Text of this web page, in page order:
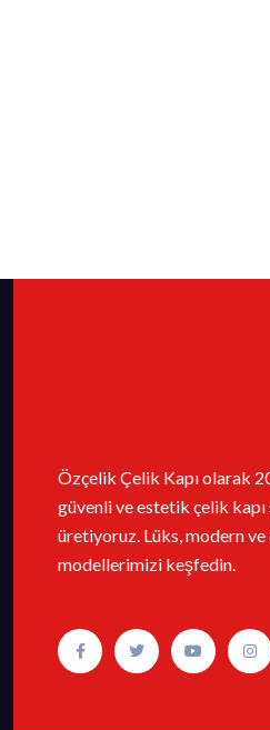
Özçelik Çelik Kapı olarak
güvenli ve estetik çelik
üretiyoruz. Lüks, modern ve
modellerimizi keşfedin.